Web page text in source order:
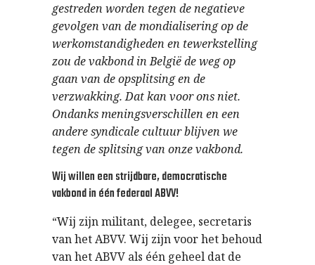
gestreden worden tegen de negatieve
gevolgen van de mondialisering op de
werkomstandigheden en tewerkstelling
zou de vakbond in België de weg op
gaan van de opsplitsing en de
verzwakking. Dat kan voor ons niet.
Ondanks meningsverschillen en een
andere syndicale cultuur blijven we
tegen de splitsing van onze vakbond.
Wij willen een strijdbare, democratische
vakbond in één federaal ABVV!
“Wij zijn militant, delegee, secretaris
van het ABVV. Wij zijn voor het behoud
van het ABVV als één geheel dat de